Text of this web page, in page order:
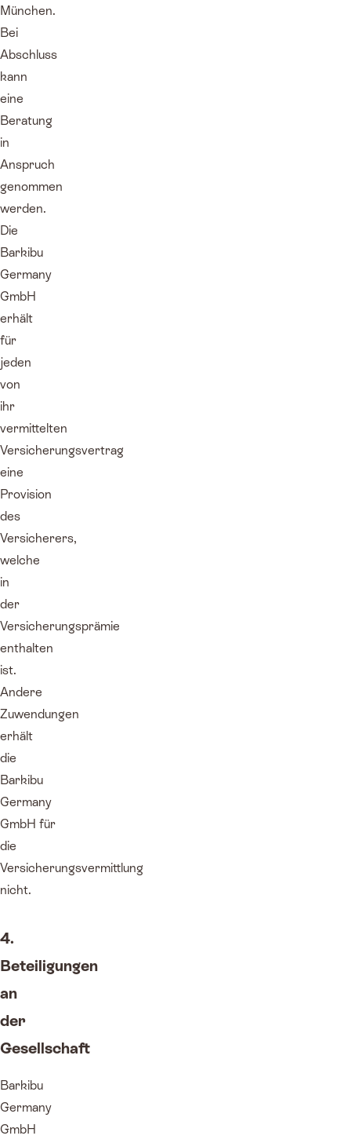
München.
Bei
Abschluss
kann
eine
Beratung
in
Anspruch
genommen
werden.
Die
Barkibu
Germany
GmbH
erhält
für
jeden
von
ihr
vermittelten
Versicherungsvertrag
eine
Provision
des
Versicherers,
welche
in
der
Versicherungsprämie
enthalten
ist.
Andere
Zuwendungen
erhält
die
Barkibu
Germany
GmbH für
die
Versicherungsvermittlung
nicht.
4.
Beteiligungen
an
der
Gesellschaft
Barkibu
Germany
GmbH